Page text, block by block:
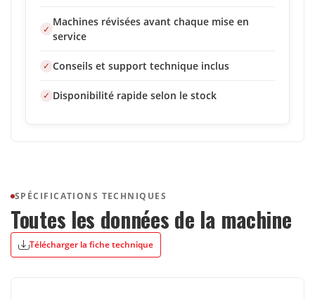
Machines révisées avant chaque mise en
service
Conseils et support technique inclus
Disponibilité rapide selon le stock
SPÉCIFICATIONS TECHNIQUES
Toutes les données de la machine
Télécharger la fiche technique